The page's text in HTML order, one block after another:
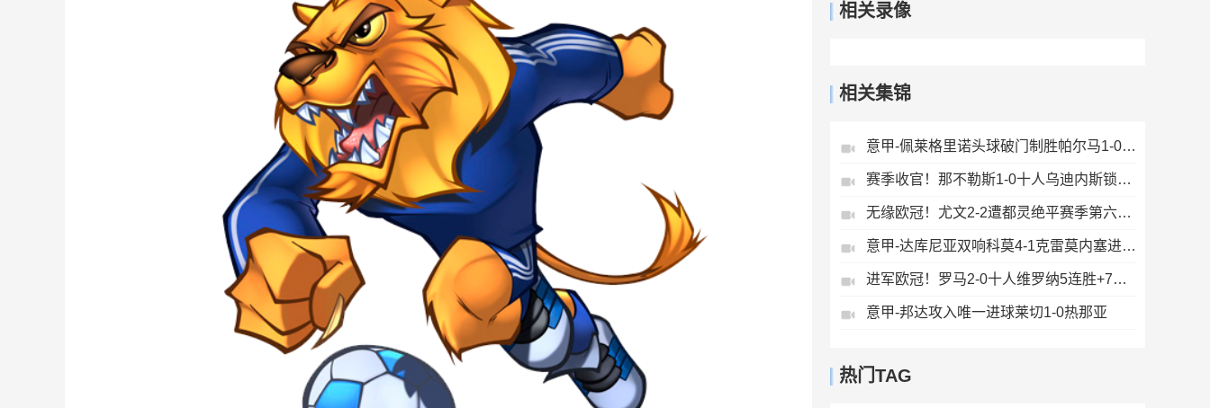
相关录像
相关集锦
意甲-佩莱格里诺头球破门制胜帕尔马1-0萨索洛
赛季收官！那不勒斯1-0十人乌迪内斯锁定第二丁丁助攻霍伊伦制胜
无缘欧冠！尤文2-2遭都灵绝平赛季第六收官将战欧联DV9双响
意甲-达库尼亚双响科莫4-1克雷莫内塞进欧冠
进军欧冠！罗马2-0十人维罗纳5连胜+7轮不败第3收官迪巴拉2助攻
意甲-邦达攻入唯一进球莱切1-0热那亚
热门TAG